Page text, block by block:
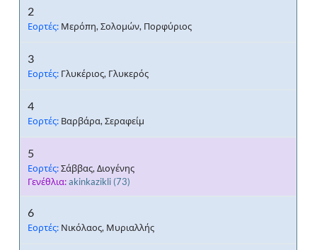
2
Εορτές: Μερόπη, Σολομών, Πορφύριος
3
Εορτές: Γλυκέριος, Γλυκερός
4
Εορτές: Βαρβάρα, Σεραφείμ
5
Εορτές:Σάββας, Διογένης
Γενέθλια:akinkazikli (73)
6
Εορτές: Νικόλαος, Μυριαλλής